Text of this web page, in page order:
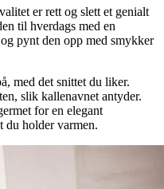
er rett og slett et genialt
til hverdags med en
pynt den opp med smykker
med det snittet du liker.
slik kallenavnet antyder.
for en elegant
du holder varmen.